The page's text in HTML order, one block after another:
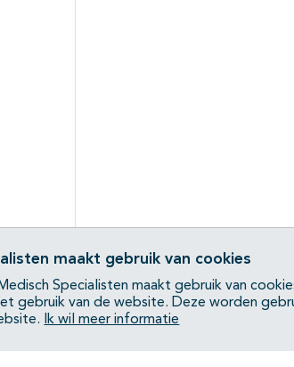
maakt gebruik van cookies
Specialisten maakt gebruik van
gebruik van de website. Deze worden
Ik wil meer informatie